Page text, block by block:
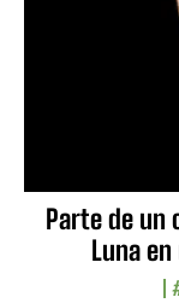
Parte de un
Luna